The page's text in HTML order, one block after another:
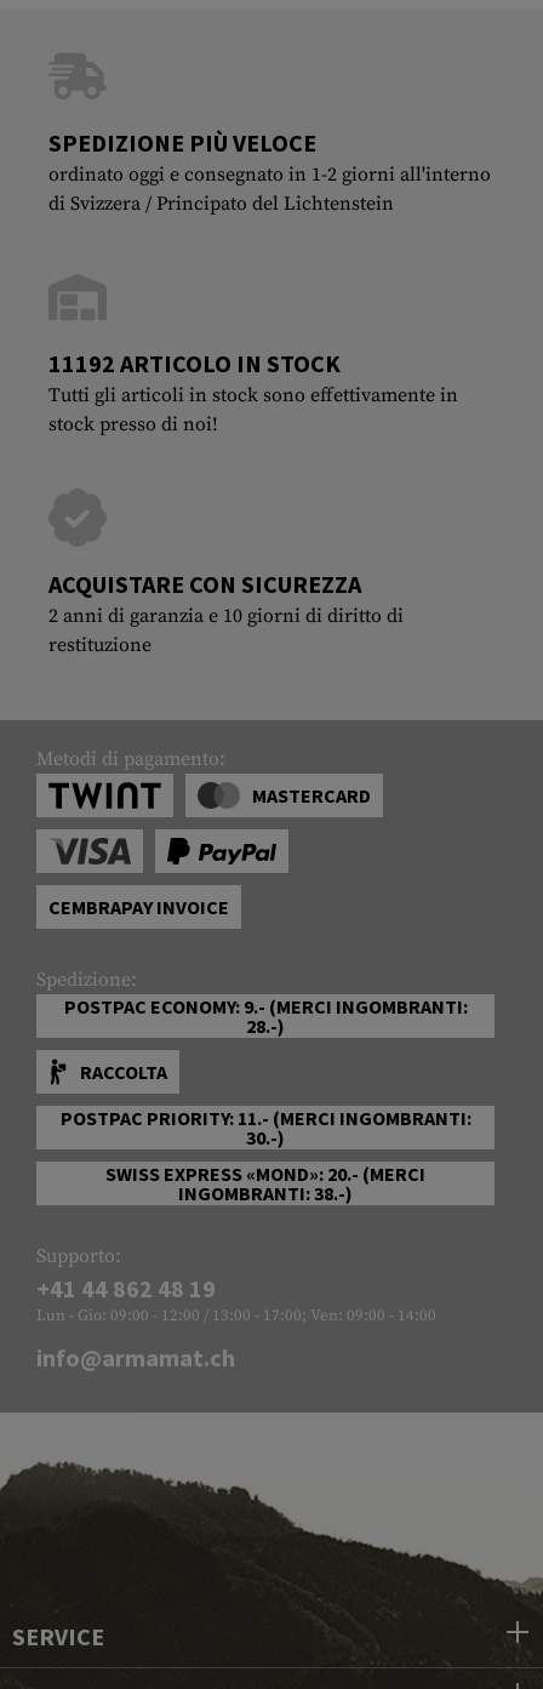
SPEDIZIONE PIÙ VELOCE
ordinato oggi e consegnato in 1-2 giorni all'interno
di Svizzera / Principato del Lichtenstein
11192 ARTICOLO IN STOCK
Tutti gli articoli in stock sono effettivamente in
stock presso di noi!
ACQUISTARE CON SICUREZZA
2 anni di garanzia e 10 giorni di diritto di
restituzione
Metodi di pagamento:
MASTERCARD
CEMBRAPAY INVOICE
Spedizione:
POSTPAC ECONOMY: 9.- (MERCI INGOMBRANTI:
28.-)
RACCOLTA
POSTPAC PRIORITY: 11.- (MERCI INGOMBRANTI:
30.-)
SWISS EXPRESS «MOND»: 20.- (MERCI
INGOMBRANTI: 38.-)
Supporto:
+41 44 862 48 19
Lun - Gio: 09:00 - 12:00 / 13:00 - 17:00; Ven: 09:00 - 14:00
info@armamat.ch
SERVICE